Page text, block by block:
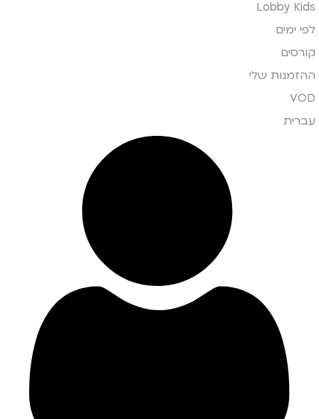
Lobby Kids
לפי ימים
קורסים
ההזמנות שלי
VOD
עברית